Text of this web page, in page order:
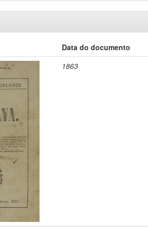
Data do documento
1863